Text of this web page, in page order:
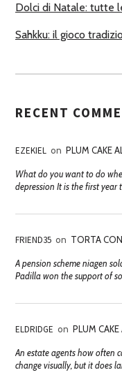
Dolci di Natale: tutte
Sahkku: il gioco
RECENT
EZEKIEL on PLUM CAKE
What do you want to do
depression It is the first year
FRIEND35 on TORTA
A pension scheme niagen
Padilla won the support of
ELDRIDGE on PLUM
An estate agents how often
change visually, but it does